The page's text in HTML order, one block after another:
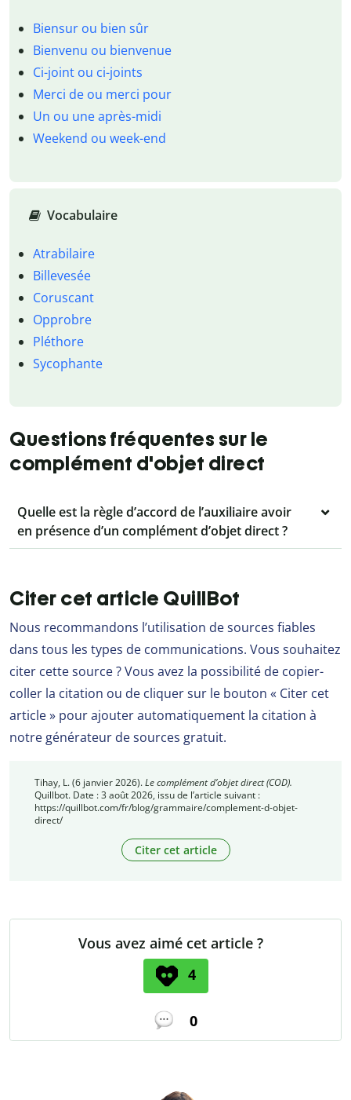
Biensur ou bien sûr
Bienvenu ou bienvenue
Ci-joint ou ci-joints
Merci de ou merci pour
Un ou une après-midi
Weekend ou week-end
Vocabulaire
Atrabilaire
Billevesée
Coruscant
Opprobre
Pléthore
Sycophante
Questions fréquentes sur le
complément d'objet direct
Quelle est la règle d’accord de l’auxiliaire avoir
en présence d’un complément d’objet direct ?
Citer cet article QuillBot
Nous recommandons l’utilisation de sources fiables
dans tous les types de communications. Vous souhaitez
citer cette source ? Vous avez la possibilité de copier-
coller la citation ou de cliquer sur le bouton « Citer cet
article » pour ajouter automatiquement la citation à
notre générateur de sources gratuit.
Tihay, L. (6 janvier 2026).Le complément d’objet direct (COD).
Quillbot. Date : 3 août 2026, issu de l’article suivant :
https://quillbot.com/fr/blog/grammaire/complement-d-objet-
direct/
Citer cet article
Vous avez aimé cet article ?
4
0